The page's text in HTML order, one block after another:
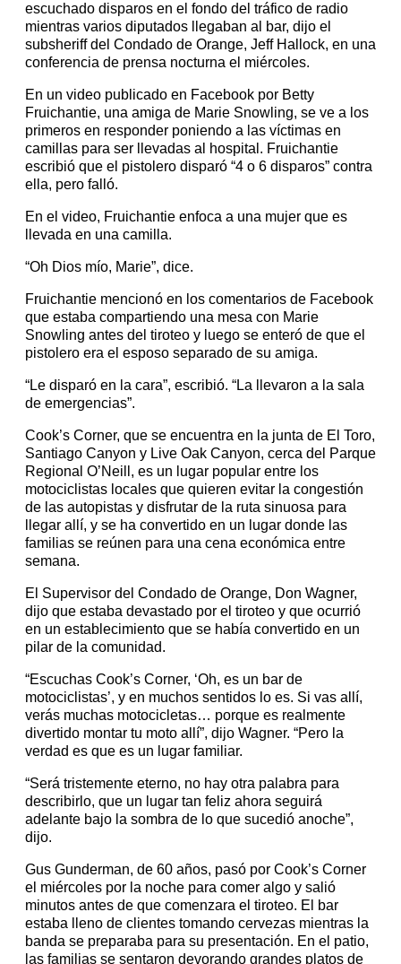
escuchado disparos en el fondo del tráfico de radio
mientras varios diputados llegaban al bar, dijo el
subsheriff del Condado de Orange, Jeff Hallock, en una
conferencia de prensa nocturna el miércoles.
En un video publicado en Facebook por Betty
Fruichantie, una amiga de Marie Snowling, se ve a los
primeros en responder poniendo a las víctimas en
camillas para ser llevadas al hospital. Fruichantie
escribió que el pistolero disparó “4 o 6 disparos” contra
ella, pero falló.
En el video, Fruichantie enfoca a una mujer que es
llevada en una camilla.
“Oh Dios mío, Marie”, dice.
Fruichantie mencionó en los comentarios de Facebook
que estaba compartiendo una mesa con Marie
Snowling antes del tiroteo y luego se enteró de que el
pistolero era el esposo separado de su amiga.
“Le disparó en la cara”, escribió. “La llevaron a la sala
de emergencias”.
Cook’s Corner, que se encuentra en la junta de El Toro,
Santiago Canyon y Live Oak Canyon, cerca del Parque
Regional O’Neill, es un lugar popular entre los
motociclistas locales que quieren evitar la congestión
de las autopistas y disfrutar de la ruta sinuosa para
llegar allí, y se ha convertido en un lugar donde las
familias se reúnen para una cena económica entre
semana.
El Supervisor del Condado de Orange, Don Wagner,
dijo que estaba devastado por el tiroteo y que ocurrió
en un establecimiento que se había convertido en un
pilar de la comunidad.
“Escuchas Cook’s Corner, ‘Oh, es un bar de
motociclistas’, y en muchos sentidos lo es. Si vas allí,
verás muchas motocicletas… porque es realmente
divertido montar tu moto allí”, dijo Wagner. “Pero la
verdad es que es un lugar familiar.
“Será tristemente eterno, no hay otra palabra para
describirlo, que un lugar tan feliz ahora seguirá
adelante bajo la sombra de lo que sucedió anoche”,
dijo.
Gus Gunderman, de 60 años, pasó por Cook’s Corner
el miércoles por la noche para comer algo y salió
minutos antes de que comenzara el tiroteo. El bar
estaba lleno de clientes tomando cervezas mientras la
banda se preparaba para su presentación. En el patio,
las familias se sentaron devorando grandes platos de